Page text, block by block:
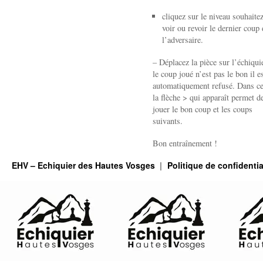
cliquez sur le niveau
voir ou revoir le dernier coup
l’adversaire.
– Déplacez la pièce sur
le coup joué n’est pas le bon il
automatiquement refusé. Dans
la flèche > qui apparaît permet
jouer le bon coup et les coups
suivants.
Bon entraînement !
EHV – Echiquier des Hautes Vosges Politique de